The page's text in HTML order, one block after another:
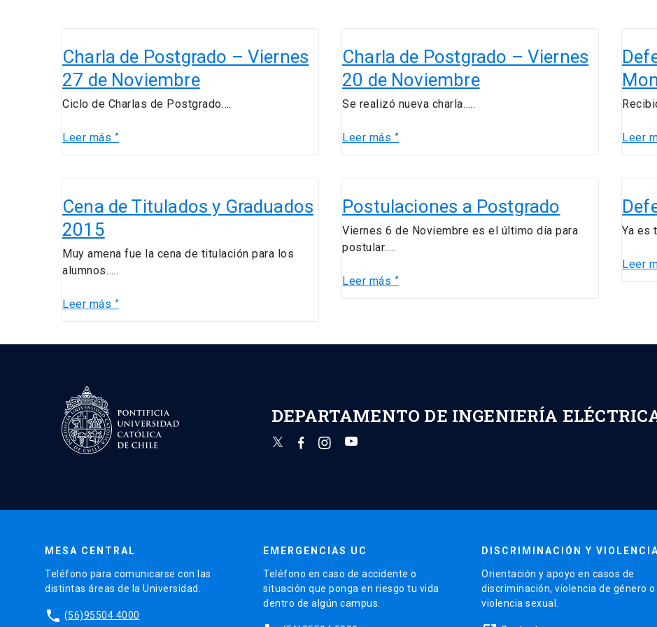
Charla de Postgrado – Viernes
27 de Noviembre
Ciclo de Charlas de Postgrado….
de
Postgrado
–
Viernes
de
Leer más ”
Charla de Postgrado – Viernes
20 de Noviembre
Se realizó nueva charla…..
de
Postgrado
–
Viernes
de
Leer más ”
de
Tesis
–
Peña
Leer
Cena de Titulados y Graduados
2015
Muy amena fue la cena de titulación para los
alumnos…..
de
Titulados
y
Graduados
2015
Leer más ”
Postulaciones a Postgrado
Viernes 6 de Noviembre es el último día para
postular…..
a
Postgrado
Leer más ”
Ya es
de
Tesis
Leer
DEPARTAMENTO DE INGENIERÍA
MESA CENTRAL
Teléfono para comunicarse con las
distintas áreas de la Universidad.
phone (56)95504 4000
EMERGENCIAS UC
Teléfono en caso de accidente o
situación que ponga en riesgo tu vida
dentro de algún campus.
DISCRIMINACIÓN Y
Orientación y apoyo en casos de
discriminación, violencia de género o
violencia sexual.